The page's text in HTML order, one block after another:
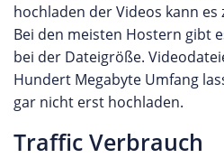
hochladen der Videos kann
Bei den meisten Hostern gibt
bei der Dateigröße.
Hundert Megabyte Umfang
gar nicht erst hochladen.
Traffic Verbrauch